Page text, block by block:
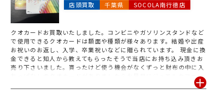
店頭買取 千葉県 SOCOLA南行徳店
クオカードお買取いたしました。コンビニやガソリンスタンドなど
で使用できるクオカードは額面や種類が様々あります。結婚や出産
お祝いのお返し、入学、卒業祝いなどに贈られています。 現金に換
金できると知人から教えてもらったそうで当店にお持ち込み頂きお
売り下さいました。貰ったけど使う機会がなくずっと財布の中に入
れっぱなしのクオカードがありましたらお早目にジュエルカフェ
SOCOLA南行徳店にお持ち込み下さい。!クオカードの中には残高